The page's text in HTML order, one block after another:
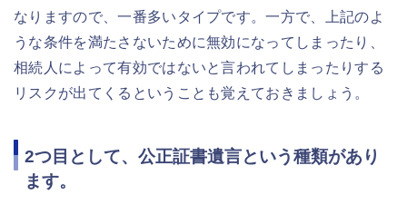
なりますので、一番多いタイプです。一方で、上記のよ
うな条件を満たさないために無効になってしまったり、
相続人によって有効ではないと言われてしまったりする
リスクが出てくるということも覚えておきましょう。
2つ目として、公正証書遺言という種類があり
ます。